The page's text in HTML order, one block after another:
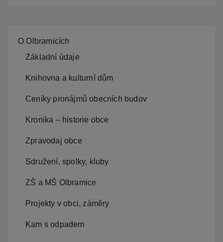
O Olbramicích
Základní údaje
Knihovna a kulturní dům
Ceníky pronájmů obecních budov
Kronika – historie obce
Zpravodaj obce
Sdružení, spolky, kluby
ZŠ a MŠ Olbramice
Projekty v obci, záměry
Kam s odpadem